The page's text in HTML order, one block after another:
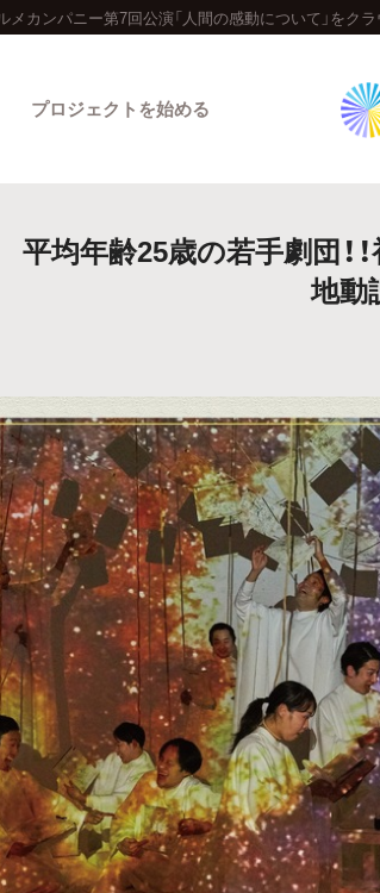
カンパニー第7回公演「人間の感動について」をク
人気のプロジェクト
カテゴリーから探す タグから探す
最新達成プ
プロジェクトを始める
平均年齢25歳の若手劇団！
地動